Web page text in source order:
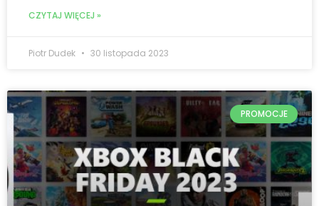
CZYTAJ WIĘCEJ »
Piotr Dudek 30 listopada 2023
PROMOCJE